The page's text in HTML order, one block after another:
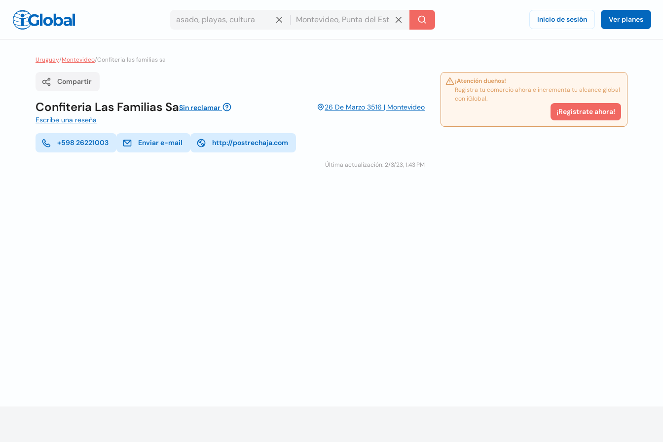
Inicio de sesión Ver planes
Uruguay/Montevideo/Confiteria las familias sa
Compartir
Confiteria Las Familias SaSin reclamar
26 De Marzo 3516 | Montevideo
Escribe una reseña
+598 26221003 Enviar e-mail http://postrechaja.com
Última actualización: 2/3/23, 1:43 PM
¡Atención dueños!
Registra tu comercio ahora e incrementa tu alcance global
con iGlobal.
¡Registrate ahora!